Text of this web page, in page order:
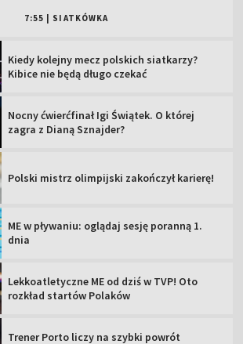
7:55 SIATKÓWKA
Kiedy kolejny mecz polskich siatkarzy?
Kibice nie będą długo czekać
Nocny ćwierćfinał Igi Świątek. O której
zagra z Dianą Sznajder?
Polski mistrz olimpijski zakończył karierę!
ME w pływaniu: oglądaj sesję poranną 1.
dnia
Lekkoatletyczne ME od dziś w TVP! Oto
rozkład startów Polaków
Trener Porto liczy na szybki powrót